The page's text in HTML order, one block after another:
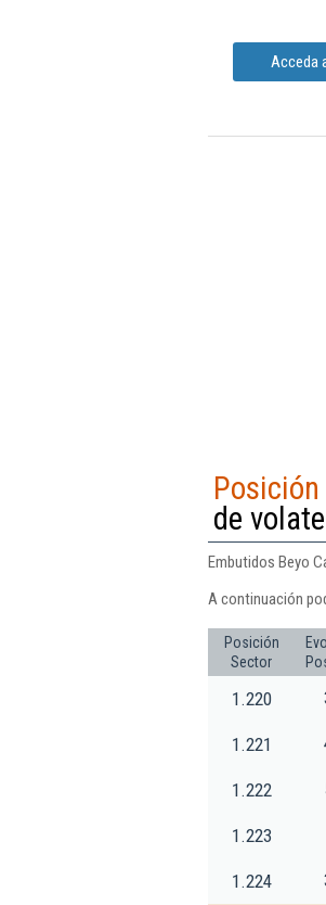
Acceda
de
Embutidos Beyo
A continuación
Posición
Sector
1.220
1.221
1.222
1.223
1.224